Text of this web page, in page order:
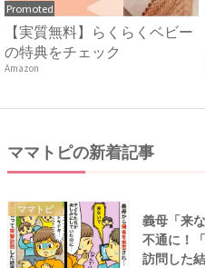
Promoted
【実質無料】らくらくベビー
の特典をチェック
Amazon
ママトピの新着記事
ママトピ
義母「来
不通に！
訪問した